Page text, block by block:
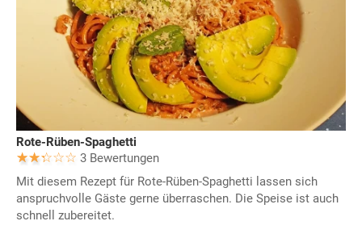
Rote-Rüben-Spaghetti
3 Bewertungen
Mit diesem Rezept für Rote-Rüben-Spaghetti lassen sich
anspruchvolle Gäste gerne überraschen. Die Speise ist auch
schnell zubereitet.